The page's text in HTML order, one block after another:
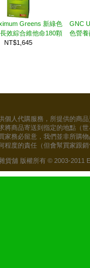
Greens 新綠色
效綜合維他命180顆
NT$1,645
GNC
色營
個人代購服務，所提供的商
將商品寄送到指定的地點（
家務必留意，我們並非所購
程度的責任（但會幫買家跟
貨舖 版權所有 © 2003-2011